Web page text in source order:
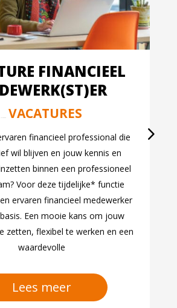
FINANCIEEL
VACATURES
financieel professional die
wil blijven en jouw kennis en
binnen een professioneel
Voor deze tijdelijke* functie
ervaren financieel medewerker
Een mooie kans om jouw
zetten, flexibel te werken en een
waardevolle
Lees meer